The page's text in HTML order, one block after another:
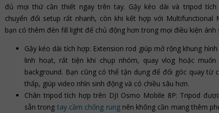
đủ mọi thứ cần thiết ngay trên tay. Gậy kéo dài và tripod tích
chuyển đổi setup rất nhanh, còn khi kết hợp với Multifunctional
bạn có thêm đèn fill light để chủ động hơn trong mọi điều kiện ánh
Gậy kéo dài tích hợp: Extension rod giúp mở rộng khung
linh hoạt, rất tiện khi chụp nhóm, quay vlog hoặc muốn
background. Bạn cũng có thể tận dụng để đổi góc quay từ
thấp, giúp video nhìn sinh động và có chiều sâu hơn.
Chân tripod tích hợp trên DJI Osmo Mobile 8P: Tripod
sẵn trong tay cầm chống rungnên không cần mang thêm